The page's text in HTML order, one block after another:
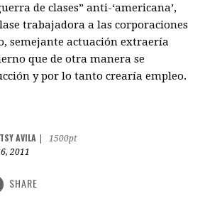
de clases” anti-‘americana’,
trabajadora a las corporaciones
semejante actuación extraería
que de otra manera se
y por lo tanto crearía empleo.
AVILA
1500pt
2011
SHARE